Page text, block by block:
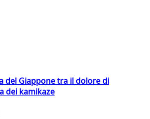
del Giappone tra il dolore di
dei kamikaze